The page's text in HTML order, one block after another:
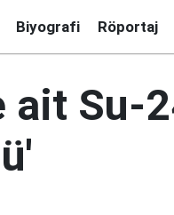
Biyografi Röportaj
ait Su-